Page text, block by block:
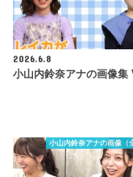
2026.6.8
小山内鈴奈アナの画像集
小山内鈴奈アナの画像（